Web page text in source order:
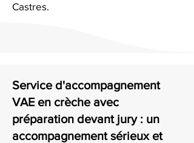
Castres.
Service d'accompagnement
VAE en crèche avec
préparation devant jury : un
accompagnement sérieux et